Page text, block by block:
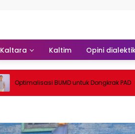
Kaltara Kaltim Opini
Optimalisasi BUMD untuk Dongkrak PAD